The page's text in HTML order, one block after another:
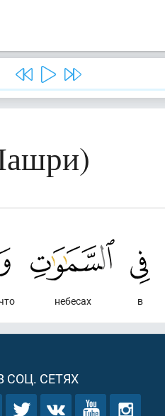
в
небесах
СОЦ. СЕТЯХ